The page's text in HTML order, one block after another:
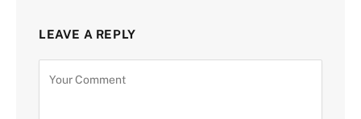
LEAVE A REPLY